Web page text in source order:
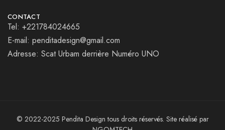
CONTACT
Tel: +221784024665
E-mail: penditadesign@gmail.com
Adresse: Scat Urbam derrière Numéro UNO
© 2022-2025 Pendita Design tous droits réservés. Site réalisé par